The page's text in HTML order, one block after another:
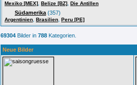
Mexiko [MEX] Belize [BZ] Die Antillen
Südamerika (357)
Argentinien Brasilien Peru [PE]
69304 Bilder in 788 Kategorien.
Neue Bilder